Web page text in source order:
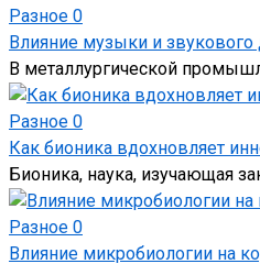
Разное 0
Влияние музыки и звукового
В металлургической
Разное 0
Как бионика вдохновляет
Бионика, наука, изучающая
Разное 0
Влияние микробиологии на